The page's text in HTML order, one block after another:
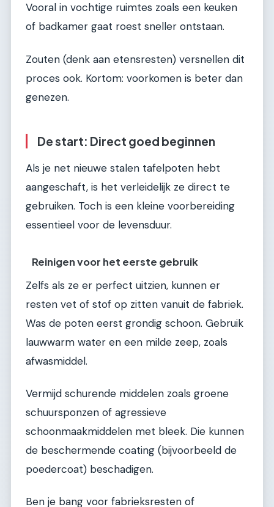
Vooral in vochtige ruimtes zoals een keuken
of badkamer gaat roest sneller ontstaan.
Zouten (denk aan etensresten) versnellen dit
proces ook. Kortom: voorkomen is beter dan
genezen.
De start: Direct goed beginnen
Als je net nieuwe stalen tafelpoten hebt
aangeschaft, is het verleidelijk ze direct te
gebruiken. Toch is een kleine voorbereiding
essentieel voor de levensduur.
Reinigen voor het eerste gebruik
Zelfs als ze er perfect uitzien, kunnen er
resten vet of stof op zitten vanuit de fabriek.
Was de poten eerst grondig schoon. Gebruik
lauwwarm water en een milde zeep, zoals
afwasmiddel.
Vermijd schurende middelen zoals groene
schuursponzen of agressieve
schoonmaakmiddelen met bleek. Die kunnen
de beschermende coating (bijvoorbeeld de
poedercoat) beschadigen.
Ben je bang voor fabrieksresten of